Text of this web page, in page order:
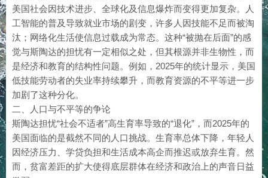
美国社会因技术进步、全球化及信息爆炸而变得更加复杂。人
工智能的普及导致就业市场的剧变，许多人因技能不足而被淘
汰；网络化生活使信息过载成为常态。这种“被抛在后面”的感
觉与斯陶达的担忧有一定相似之处，但其根源并非生物性，而
是经济和教育的结构性问题。例如，2025年的统计显示，美国
低技能劳动者的失业率持续攀升，而教育资源的不平等进一步
加剧了这种分化。
二、人口与不平等的争论
斯陶达担忧“社会不适者”高生育率导致的“退化”，而2025年的
美国面临的是截然不同的人口挑战。生育率总体下降，年轻人
因经济压力、学贷负担和生活成本高企而推迟或放弃生育。然
而，贫富差距的扩大使得底层群体在经济和政治上的声音日益